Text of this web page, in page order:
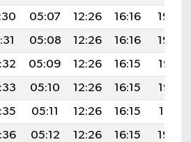
05:07 12:26 16:16
19:34
05:08 12:26 16:16
19:34
05:09 12:26 16:15
19:33
05:10 12:26 16:15
19:32
05:11 12:26 16:15
19:31
05:12 12:26 16:15
19:30